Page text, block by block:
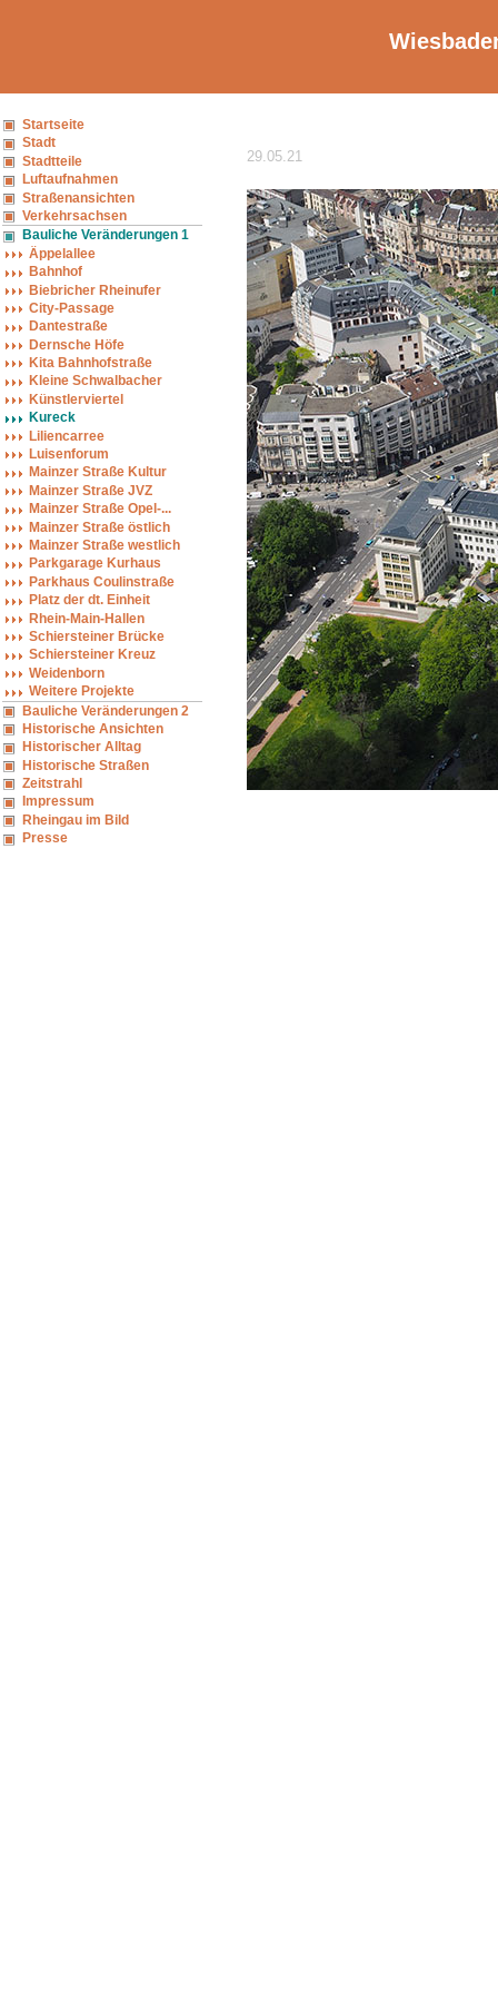
Startseite
Stadt
Stadtteile
Luftaufnahmen
Straßenansichten
Verkehrsachsen
Bauliche Veränderungen 1
Äppelallee
Bahnhof
Biebricher Rheinufer
City-Passage
Dantestraße
Dernsche Höfe
Kita Bahnhofstraße
Kleine Schwalbacher
Künstlerviertel
Kureck
Liliencarree
Luisenforum
Mainzer Straße Kultur
Mainzer Straße JVZ
Mainzer Straße Opel-...
Mainzer Straße östlich
Mainzer Straße westlich
Parkgarage Kurhaus
Parkhaus Coulinstraße
Platz der dt. Einheit
Rhein-Main-Hallen
Schiersteiner Brücke
Schiersteiner Kreuz
Weidenborn
Weitere Projekte
Bauliche Veränderungen 2
Historische Ansichten
Historischer Alltag
Historische Straßen
Zeitstrahl
Impressum
Rheingau im Bild
Presse
29.05.21